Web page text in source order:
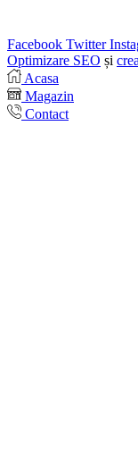
Facebook Twitter
Optimizare SEO și
Acasa
Magazin
Contact